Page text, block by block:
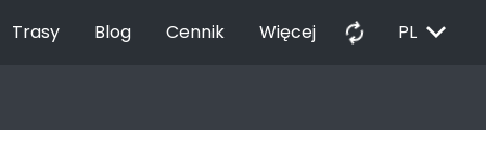
Trasy Blog Cennik Więcej autorenew PL EXPAND_MORE